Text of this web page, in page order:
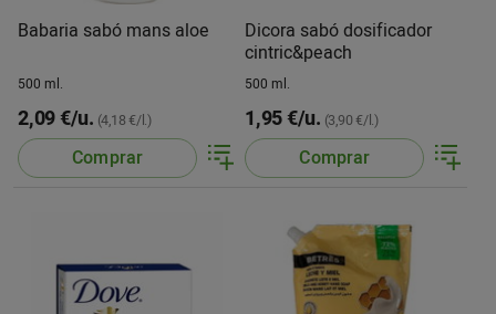
Babaria sabó mans aloe
500 ml.
2,09 €/u. (4,18 €/l.)
Comprar
Dicora sabó dosificador
cintric&peach
500 ml.
1,95 €/u. (3,90 €/l.)
Comprar